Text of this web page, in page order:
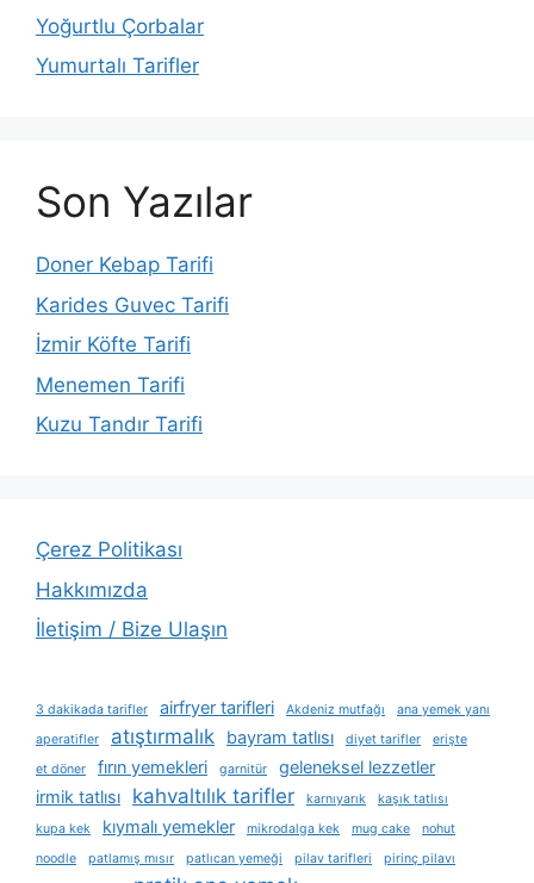
Yoğurtlu Çorbalar
Yumurtalı Tarifler
Son Yazılar
Doner Kebap Tarifi
Karides Guvec Tarifi
İzmir Köfte Tarifi
Menemen Tarifi
Kuzu Tandır Tarifi
Çerez Politikası
Hakkımızda
İletişim / Bize Ulaşın
3 dakikada tarifler airfryer tarifleri Akdeniz mutfağı
ana yemek yanı
aperatifler
atıştırmalık bayram tatlısı diyet tarifler
erişte
et döner
fırın yemekleri garnitür
geleneksel lezzetler
irmik tatlısı
kahvaltılık tarifler karnıyarık
kaşık tatlısı
kupa kek
kıymalı yemekler mikrodalga kek mug cake
nohut
noodle
patlamış mısır patlıcan yemeği pilav tarifleri
pirinç pilavı